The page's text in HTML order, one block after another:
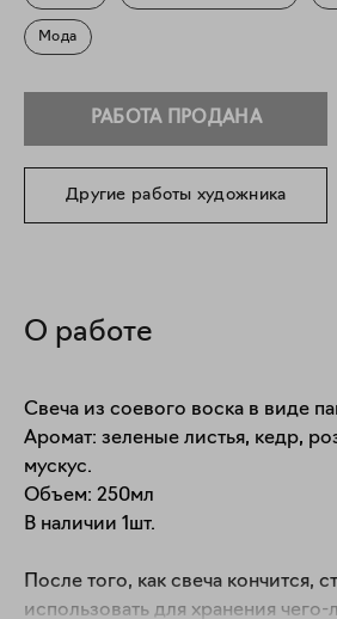
Мода
РАБОТА ПРОДАНА
Другие работы художника
О работе
Свеча из соевого воска в виде
Аромат: зеленые листья, кедр,
мускус.
Объем: 250мл
В наличии 1шт.
После того, как свеча кончится,